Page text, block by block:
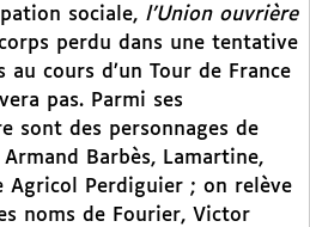
sociale, l’Union ouvrière
perdu dans une tentative
au cours d’un Tour de France
pas. Parmi ses
sont des personnages de
Barbès, Lamartine,
Agricol Perdiguier ; on relève
noms de Fourier, Victor